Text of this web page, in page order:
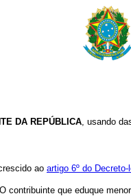
DA REPÚBLICA, usando
ao artigo 6º do
contribuinte que eduque